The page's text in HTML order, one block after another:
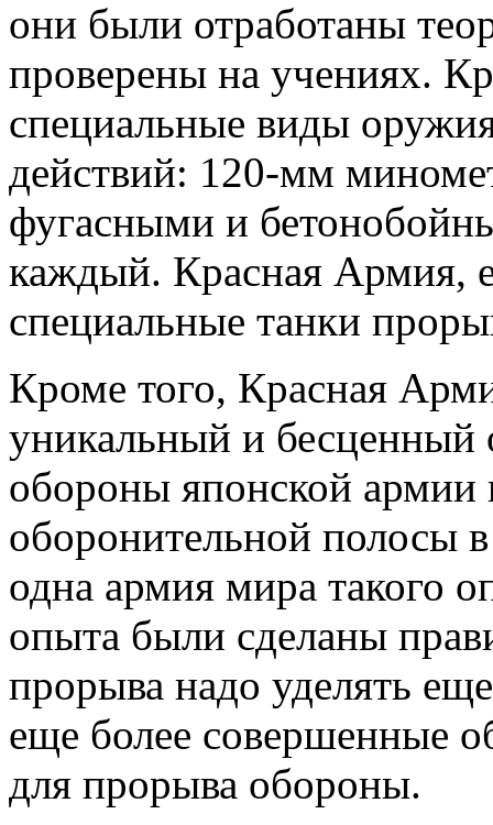
они были отработаны
проверены на учениях.
специальные виды
действий: 120-мм
фугасными и
каждый. Красная Армия,
специальные танки
Кроме того, Красная
уникальный и
обороны японской
оборонительной полосы
одна армия мира такого
опыта были сделаны
прорыва надо уделять
еще более совершенные
для прорыва обороны.